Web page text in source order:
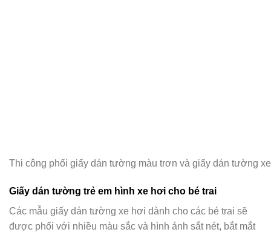
Thi công phối giấy dán tường màu trơn và giấy dán tường
Giấy dán tường trẻ em hình xe hơi cho bé trai
Các mẫu giấy dán tường xe hơi dành cho các bé trai sẽ
được phối với nhiều màu sắc và hình ảnh sắt nét, bắt mắt